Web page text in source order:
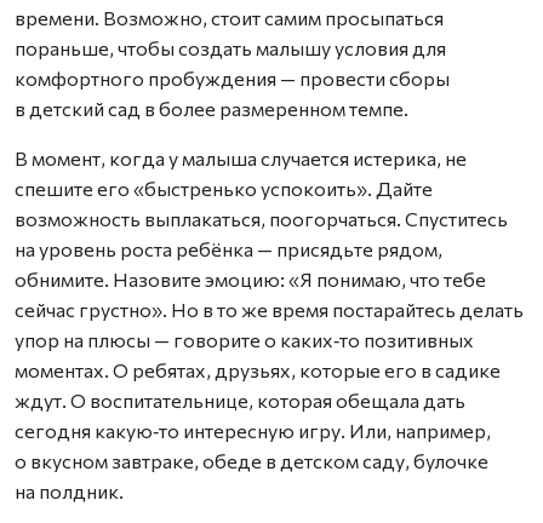
времени. Возможно, стоит самим просыпаться
пораньше, чтобы создать малышу условия для
комфортного пробуждения — провести сборы
в детский сад в более размеренном темпе.
В момент, когда у малыша случается истерика, не
спешите его «быстренько успокоить». Дайте
возможность выплакаться, поогорчаться. Спуститесь
на уровень роста ребёнка — присядьте рядом,
обнимите. Назовите эмоцию: «Я понимаю, что тебе
сейчас грустно». Но в то же время постарайтесь делать
упор на плюсы — говорите о каких‑то позитивных
моментах. О ребятах, друзьях, которые его в садике
ждут. О воспитательнице, которая обещала дать
сегодня какую‑то интересную игру. Или, например,
о вкусном завтраке, обеде в детском саду, булочке
на полдник.